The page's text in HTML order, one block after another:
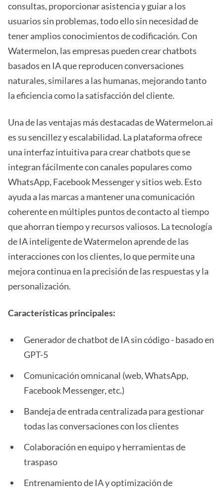
consultas, proporcionar asistencia y guiar a los
usuarios sin problemas, todo ello sin necesidad de
tener amplios conocimientos de codificación. Con
Watermelon, las empresas pueden crear chatbots
basados en IA que reproducen conversaciones
naturales, similares a las humanas, mejorando tanto
la eficiencia como la satisfacción del cliente.
Una de las ventajas más destacadas de Watermelon.ai
es su sencillez y escalabilidad. La plataforma ofrece
una interfaz intuitiva para crear chatbots que se
integran fácilmente con canales populares como
WhatsApp, Facebook Messenger y sitios web. Esto
ayuda a las marcas a mantener una comunicación
coherente en múltiples puntos de contacto al tiempo
que ahorran tiempo y recursos valiosos. La tecnología
de IA inteligente de Watermelon aprende de las
interacciones con los clientes, lo que permite una
mejora continua en la precisión de las respuestas y la
personalización.
Características principales:
Generador de chatbot de IA sin código - basado en
GPT-5
Comunicación omnicanal (web, WhatsApp,
Facebook Messenger, etc.)
Bandeja de entrada centralizada para gestionar
todas las conversaciones con los clientes
Colaboración en equipo y herramientas de
traspaso
Entrenamiento de IA y optimización de